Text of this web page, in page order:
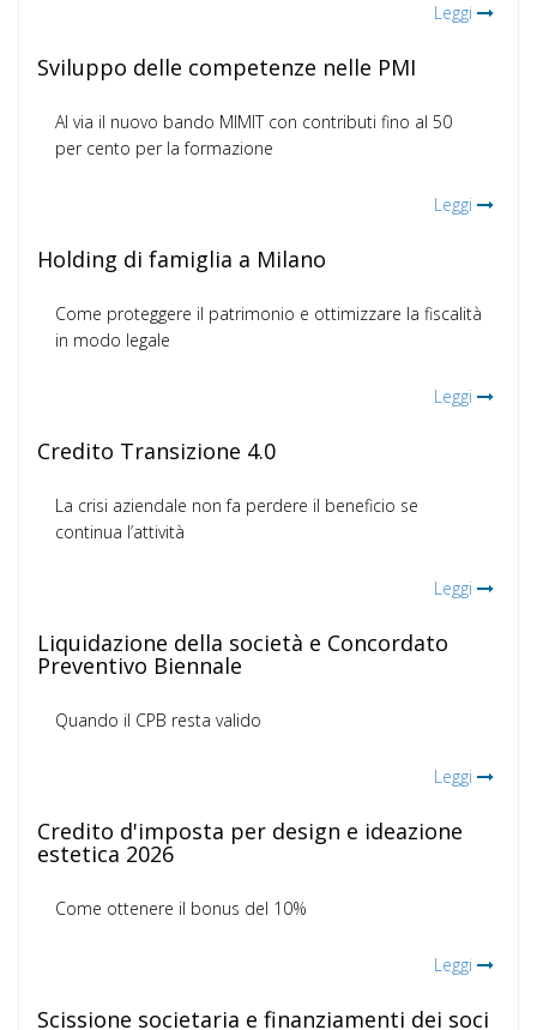
Leggi
Sviluppo delle competenze nelle PMI
Al via il nuovo bando MIMIT con contributi fino al 50
per cento per la formazione
Leggi
Holding di famiglia a Milano
Come proteggere il patrimonio e ottimizzare la fiscalità
in modo legale
Leggi
Credito Transizione 4.0
La crisi aziendale non fa perdere il beneficio se
continua l’attività
Leggi
Liquidazione della società e Concordato
Preventivo Biennale
Quando il CPB resta valido
Leggi
Credito d'imposta per design e ideazione
estetica 2026
Come ottenere il bonus del 10%
Leggi
Scissione societaria e finanziamenti dei soci